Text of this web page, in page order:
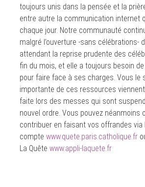
toujours unis dans la pensée et la
entre autre la communication internet
chaque jour. Notre communauté
malgré l’ouverture -sans célébrations-
attendant la reprise prudente des
fin du mois, et elle a toujours besoin
pour faire face à ses charges. Vous le
importante de ces ressources viennent
faite lors des messes qui sont
nouvel ordre. Vous pouvez néanmoins
contribuer en faisant vos offrandes via
compte www.quete.paris.catholique.fr
La Quête www.appli-laquete.fr